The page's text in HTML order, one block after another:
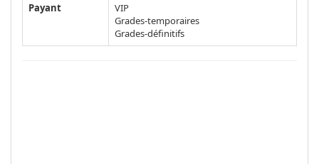
Payant
VIP
Grades-temporaires
Grades-définitifs